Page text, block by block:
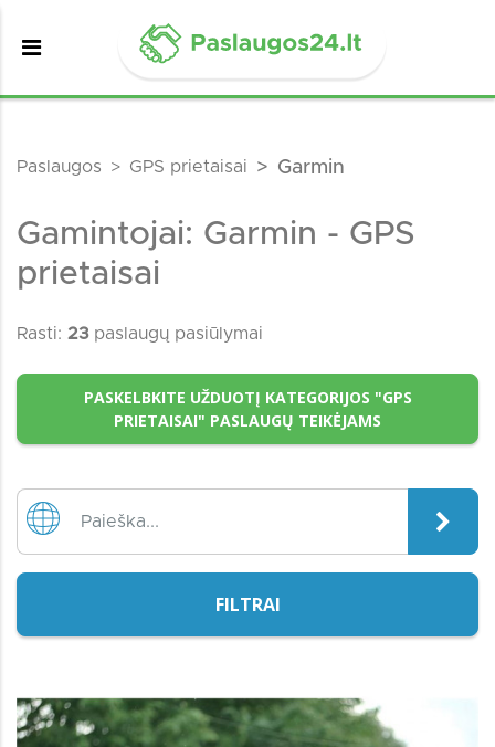
Paslaugos GPS prietaisai Garmin
Gamintojai: Garmin - GPS
prietaisai
Rasti: 23paslaugų pasiūlymai
PASKELBKITE UŽDUOTĮ KATEGORIJOS "GPS
PRIETAISAI" PASLAUGŲ TEIKĖJAMS
FILTRAI